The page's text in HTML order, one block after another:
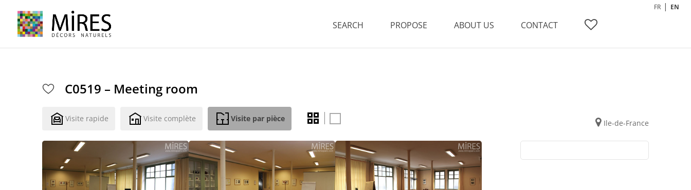
SEARCH PROPOSE ABOUT US CONTACT
FR EN
C0519 – Meeting room
Visite rapide Visite complète Visite par pièce Ile-de-France